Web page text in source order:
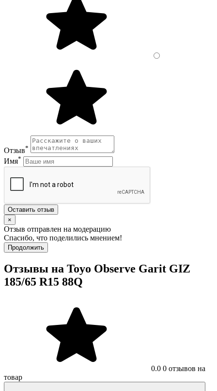
Отзыв*
Имя*
Оставить отзыв
×
Отзыв отправлен на модерацию
Спасибо, что поделились мнением!
Продолжить
Отзывы на Toyo Observe Garit GIZ
185/65 R15 88Q
0.0 0 отзывов на
товар